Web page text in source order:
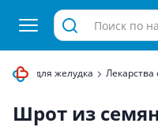
для желудка Лекарства
Шрот из